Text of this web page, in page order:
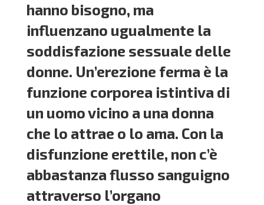
hanno bisogno, ma
influenzano ugualmente la
soddisfazione sessuale delle
donne. Un’erezione ferma è la
funzione corporea istintiva di
un uomo vicino a una donna
che lo attrae o lo ama. Con la
disfunzione erettile, non c’è
abbastanza flusso sanguigno
attraverso l’organo